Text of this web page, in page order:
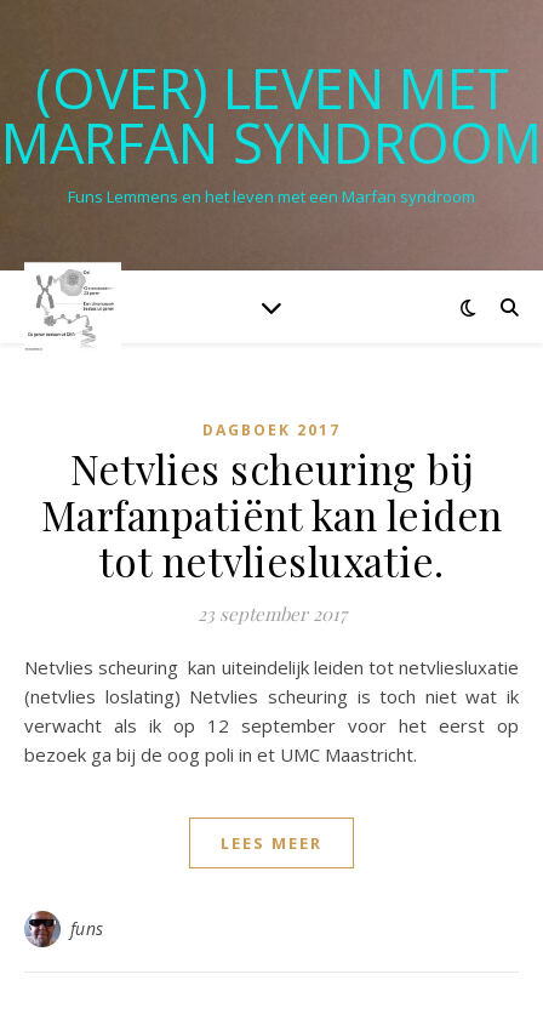
(OVER) LEVEN MET
MARFAN SYNDROOM
Funs Lemmens en het leven met een Marfan syndroom
DAGBOEK 2017
Netvlies scheuring bij
Marfanpatiënt kan leiden
tot netvliesluxatie.
23 september 2017
Netvlies scheuring kan uiteindelijk leiden tot netvliesluxatie
(netvlies loslating) Netvlies scheuring is toch niet wat ik
verwacht als ik op 12 september voor het eerst op
bezoek ga bij de oog poli in et UMC Maastricht.
LEES MEER
funs